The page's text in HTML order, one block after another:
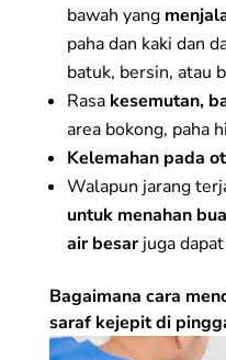
bawah yang
paha dan kaki dan
batuk, bersin, atau
Rasa kesemutan,
area bokong, paha
Kelemahan pada
Walapun jarang
untuk menahan
air besarjuga
Bagaimana cara
saraf kejepit di